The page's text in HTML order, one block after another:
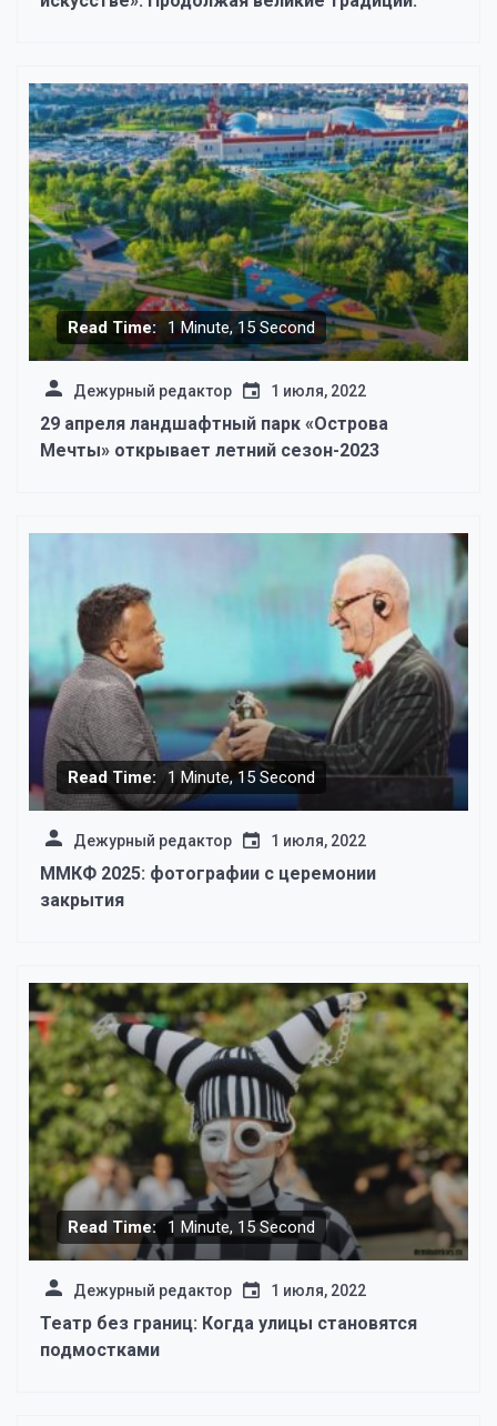
Read Time: 1 Minute, 15 Second
Дежурный редактор 1 июля, 2022
29 апреля ландшафтный парк «Острова
Мечты» открывает летний сезон-2023
Read Time: 1 Minute, 15 Second
Дежурный редактор 1 июля, 2022
ММКФ 2025: фотографии с церемонии
закрытия
Read Time: 1 Minute, 15 Second
Дежурный редактор 1 июля, 2022
Театр без границ: Когда улицы становятся
подмостками